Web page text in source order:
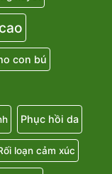
huyết
con bú
Phục hồi da
loạn cảm xúc